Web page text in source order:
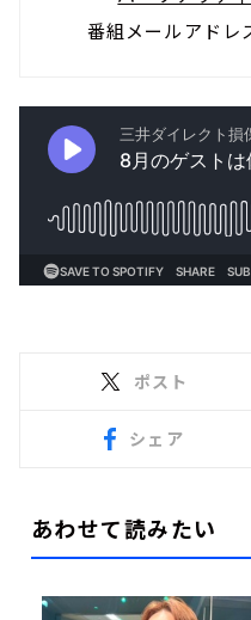
番組メールアドレ
ポスト
シェア
あわせて読みたい